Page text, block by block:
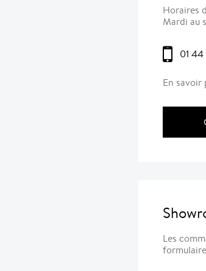
Horaires
Mardi au
01 44
En savoir
Les